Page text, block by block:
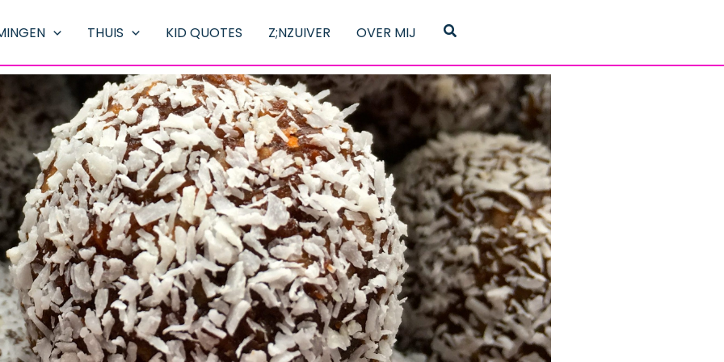
THUIS KID QUOTES Z;NZUIVER OVER MIJ Zoeken